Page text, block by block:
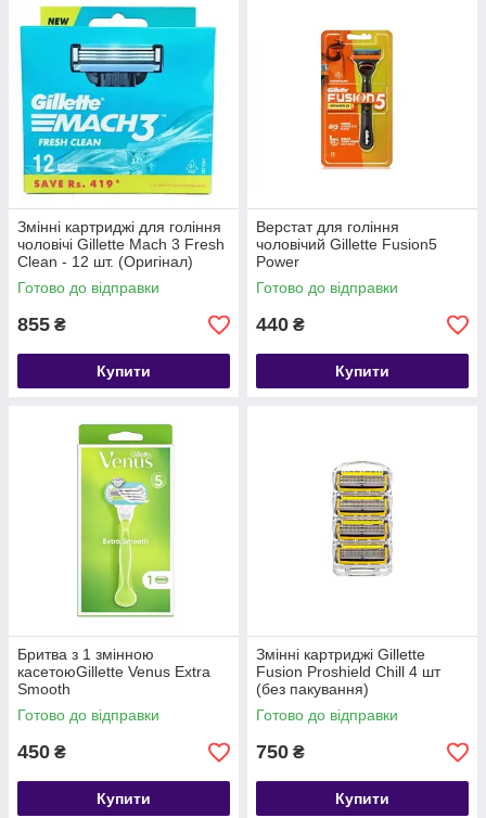
Змінні картриджі для гоління
чоловічі Gillette Mach 3 Fresh
Clean - 12 шт. (Оригінал)
Готово до відправки
855 ₴
Купити
Верстат для гоління
чоловічий Gillette Fusion5
Power
Готово до відправки
440 ₴
Купити
Бритва з 1 змінною
касетоюGillette Venus Extra
Smooth
Готово до відправки
450 ₴
Купити
Змінні картриджі Gillette
Fusion Proshield Chill 4 шт
(без пакування)
Готово до відправки
750 ₴
Купити